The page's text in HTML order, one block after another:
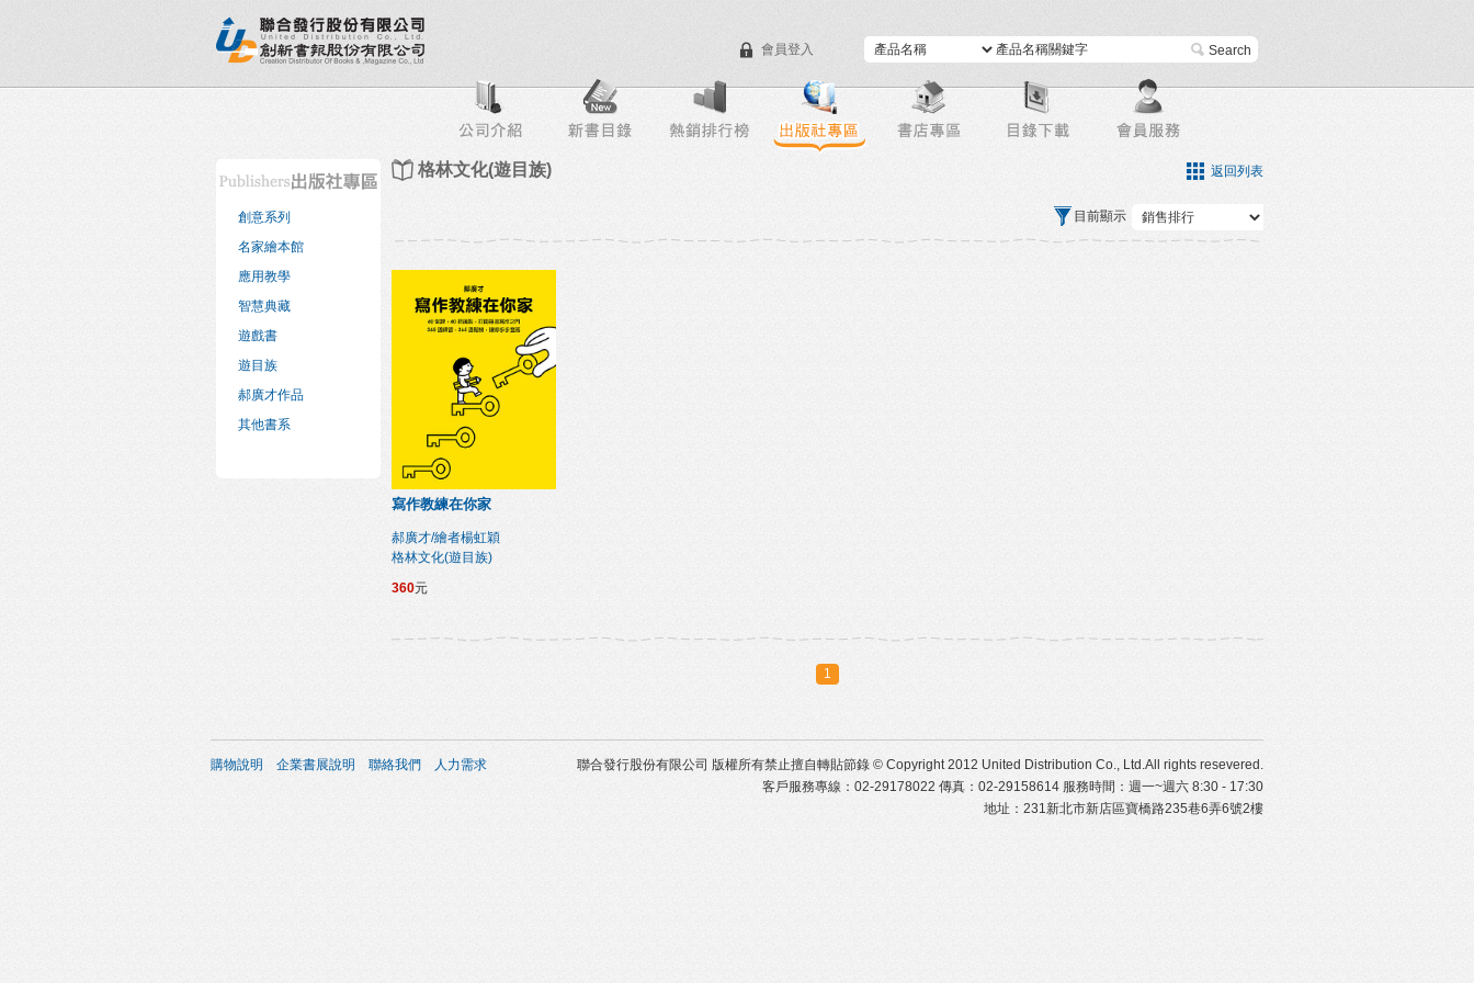
會員登入 進階搜尋
新書目錄 熱銷排行榜 出版社專區 書店專區 目錄下載 會員服務
創意系列
名家繪本館
應用教學
智慧典藏
遊戲書
遊目族
郝廣才作品
其他書系
格林文化(遊目族) 返回列表
目前顯示
寫作教練在你家
郝廣才/繪者楊虹穎
格林文化(遊目族)
360元
1
購物說明 企業書展說明 聯絡我們 人力需求
聯合發行股份有限公司 版權所有禁止擅自轉貼節錄 © Copyright 2012 United Distribution Co., Ltd.All rights resevered.
客戶服務專線：02-29178022 傳真：02-29158614 服務時間：週一~週六 8:30 - 17:30
地址：231新北市新店區寶橋路235巷6弄6號2樓